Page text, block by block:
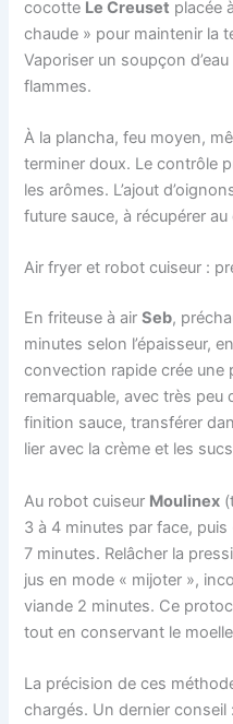
cocotte Le Creuset placée
chaude » pour maintenir la
Vaporiser un soupçon
flammes.
À la plancha, feu moyen,
terminer doux. Le contrôle
les arômes. L’ajout
future sauce, à récupérer au
Air fryer et robot cuiseur :
En friteuse à airSeb,
minutes selon l’épaisseur,
convection rapide crée une
remarquable, avec très peu
finition sauce, transférer
lier avec la crème et les
Au robot cuiseur Moulinex
3 à 4 minutes par face,
7 minutes. Relâcher la
jus en mode « mijoter »,
viande 2 minutes. Ce
tout en conservant le
La précision de ces
chargés. Un dernier